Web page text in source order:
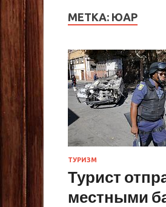
МЕТКА: ЮАР
ТУРИЗМ
Турист
местными